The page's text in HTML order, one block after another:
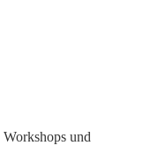
Workshops und